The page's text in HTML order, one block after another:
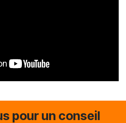
pour un conseil